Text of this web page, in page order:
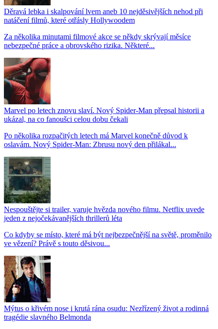
Děravá lebka i skalpování lvem aneb 10 nejděsivějších nehod při
natáčení filmů, které otřásly Hollywoodem
Za několika minutami filmové akce se někdy skrývají měsíce
nebezpečné práce a obrovského rizika. Některé...
Marvel po letech znovu slaví. Nový Spider-Man přepsal historii a
ukázal, na co fanoušci celou dobu čekali
Po několika rozpačitých letech má Marvel konečně důvod k
oslavám. Nový Spider-Man: Zbrusu nový den přilákal...
Nespouštějte si trailer, varuje hvězda nového filmu. Netflix uvede
jeden z nejočekávanějších thrillerů léta
Co kdyby se místo, které má být nejbezpečnější na světě, proměnilo
ve vězení? Právě s touto děsivou...
Mýtus o křivém nose i krutá rána osudu: Nezřízený život a rodinná
tragédie slavného Belmonda